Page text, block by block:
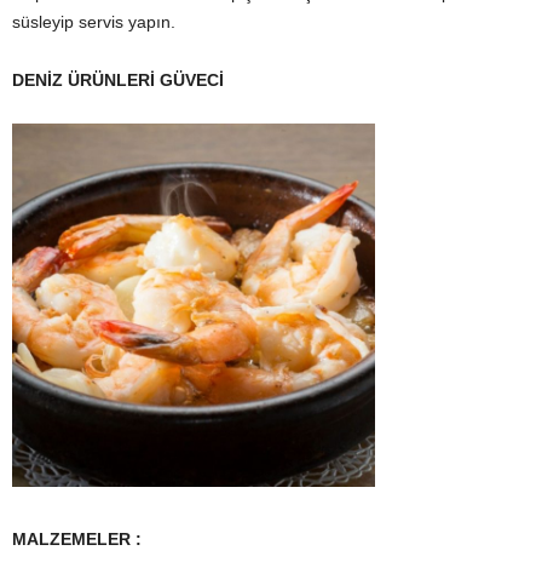
süsleyip servis yapın.
DENİZ ÜRÜNLERİ GÜVECİ
MALZEMELER :